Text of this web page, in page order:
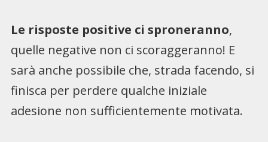
Le risposte positive ci sproneranno,
quelle negative non ci scoraggeranno! E
sarà anche possibile che, strada facendo, si
finisca per perdere qualche iniziale
adesione non sufficientemente motivata.